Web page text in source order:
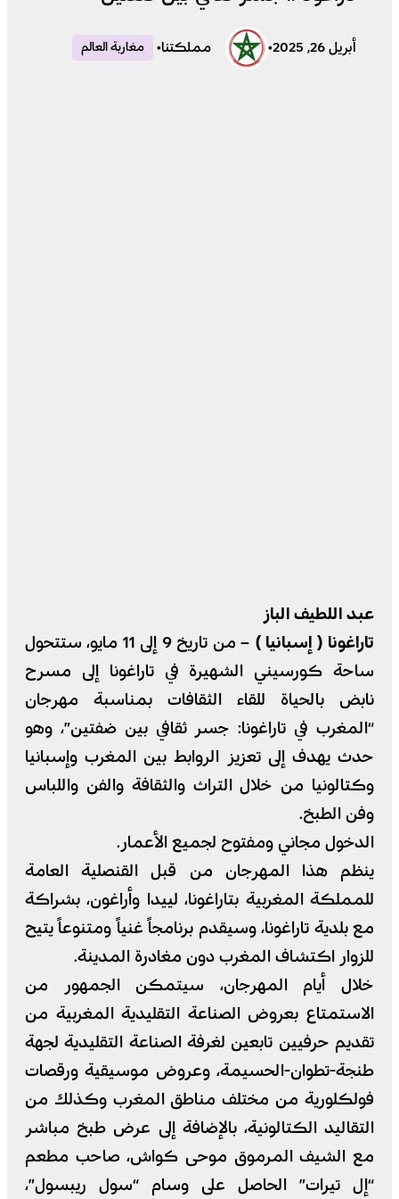
أبريل 26, 2025 • مملكتنا• مغاربة العالم
عبد اللطيف الباز
تاراغونا ( إسبانيا ) –
من تاريخ 9 إلى 11 مايو، ستتحول
ساحة كورسيني الشهيرة في تاراغونا إلى مسرح
نابض بالحياة للقاء الثقافات بمناسبة مهرجان
“المغرب في تاراغونا: جسر ثقافي بين ضفتين”، وهو
حدث يهدف إلى تعزيز الروابط بين المغرب وإسبانيا
وكتالونيا من خلال التراث والثقافة والفن واللباس
وفن الطبخ.
الدخول مجاني ومفتوح لجميع الأعمار.
ينظم هذا المهرجان من قبل القنصلية العامة
للمملكة المغربية بتاراغونا، لييدا وأراغون، بشراكة
مع بلدية تاراغونا، وسيقدم برنامجاً غنياً ومتنوعاً يتيح
للزوار اكتشاف المغرب دون مغادرة المدينة.
خلال أيام المهرجان، سيتمكن الجمهور من
الاستمتاع بعروض الصناعة التقليدية المغربية من
تقديم حرفيين تابعين لغرفة الصناعة التقليدية لجهة
طنجة-تطوان-الحسيمة، وعروض موسيقية ورقصات
فولكلورية من مختلف مناطق المغرب وكذلك من
التقاليد الكتالونية، بالإضافة إلى عرض طبخ مباشر
مع الشيف المرموق موحى كواش، صاحب مطعم
“إل تيرات” الحاصل على وسام “سول ريبسول”،